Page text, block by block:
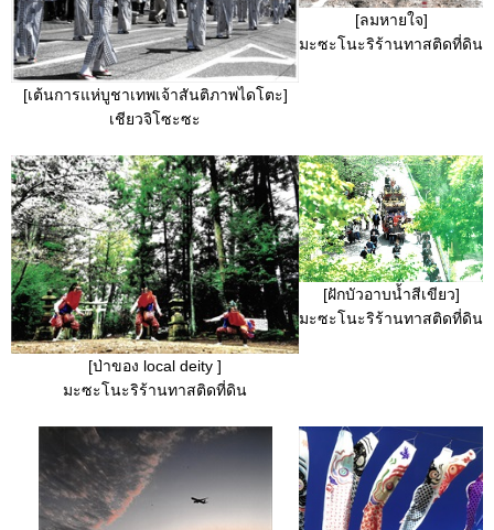
[เต้นการแห่บูชาเทพเจ้าสันติภาพไดโตะ]
เชียวจิโซะซะ
[ลมหายใจ]
มะซะโนะริร้านทาสติดที่ดิน
[ป่าของ local deity ]
มะซะโนะริร้านทาสติดที่ดิน
[ฝักบัวอาบน้ำสีเขียว]
มะซะโนะริร้านทาสติดที่ดิน